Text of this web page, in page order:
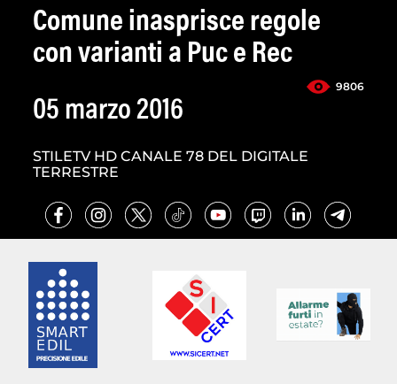
Comune inasprisce regole
con varianti a Puc e Rec
9806
05 marzo 2016
STILETV HD CANALE 78 DEL DIGITALE
TERRESTRE